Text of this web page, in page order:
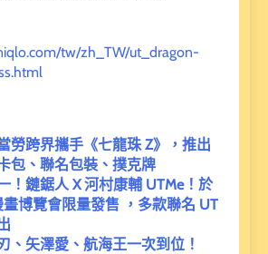
tw/zh_TW/ut_dragon-
勞跨界攜手《七龍珠 Z》，推出
包、聯名包裝、撲克牌
！鏈鋸人 X 河村康輔 UTMe！於
畫博覽會限量發售 ，多款聯名 UT
、矢澤愛、航海王一次到位！